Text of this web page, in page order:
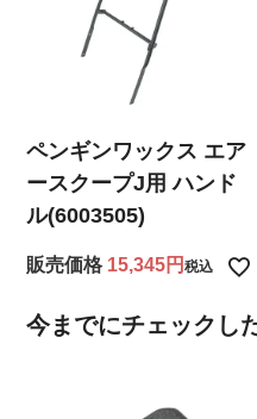
ペンギンワックス エア
ースクープJ用 ハンド
ル(6003505)
販売価格 15,345 税込
今までにチェックし